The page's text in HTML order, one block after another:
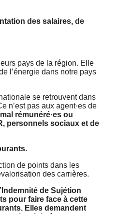
des salaires, de
pays de la région. Elle
l’énergie dans notre pays
se retrouvent dans
n’est pas aux agent·es de
rémunéré·es ou
personnels sociaux et de
de points dans les
des carrières.
de Sujétion
pour faire face à cette
Elles demandent